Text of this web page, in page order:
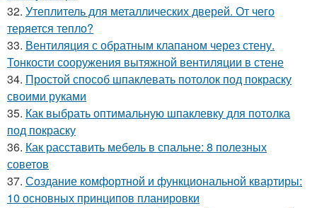
32. Утеплитель для металлических дверей. От чего
теряется тепло?
33. Вентиляция с обратным клапаном через стену.
Тонкости сооружения вытяжной вентиляции в стене
34. Простой способ шпаклевать потолок под покраску
своими руками
35. Как выбрать оптимальную шпаклевку для потолка
под покраску
36. Как расставить мебель в спальне: 8 полезных
советов
37. Создание комфортной и функциональной квартиры:
10 основных принципов планировки